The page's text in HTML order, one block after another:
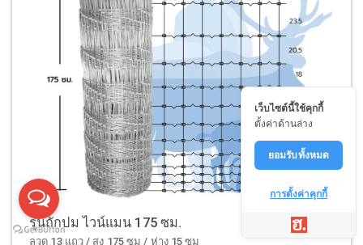
รุ่นถักปม ไวน์แมน 175 ซม.
ลวด 13 แถว / สูง 175 ซม / ห่าง 15 ซม
เว็บไซต์นี้ใช้คุกกี้
ตั้งค่าด้านล่าง
ยอมรับทั้งหมด
การตั้งค่าคุกกี้